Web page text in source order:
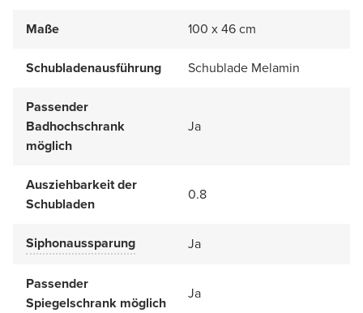
Maße 100 x 46 cm
Schubladenausführung Schublade Melamin
Passender
Badhochschrank
möglich
Ja
Ausziehbarkeit der
Schubladen
0.8
Siphonaussparung Ja
Passender
Spiegelschrank möglich
Ja